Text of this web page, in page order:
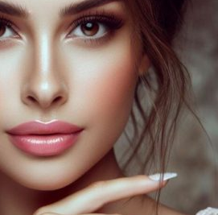
Politica de Cookies
Disclaimer
Contact